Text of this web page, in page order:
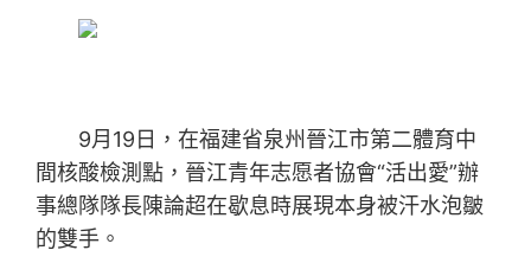
9月19日，在福建省泉州晉江市第二體育中
間核酸檢測點，晉江青年志愿者協會“活出愛”辦
事總隊隊長陳論超在歇息時展現本身被汗水泡皺
的雙手。